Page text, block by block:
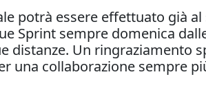
potrà essere effettuato già
Sprint sempre domenica
distanze. Un ringraziamento
una collaborazione sempre